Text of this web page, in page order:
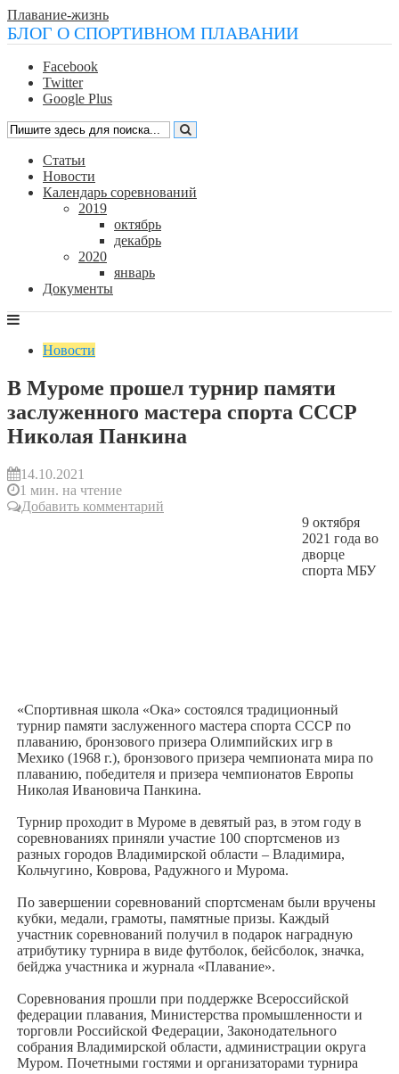
Плавание-жизнь
БЛОГ О СПОРТИВНОМ ПЛАВАНИИ
Facebook
Twitter
Google Plus
Статьи
Новости
Календарь соревнований
2019
октябрь
декабрь
2020
январь
Документы
Новости
В Муроме прошел турнир памяти
заслуженного мастера спорта СССР
Николая Панкина
14.10.2021
1 мин. на чтение
Добавить комментарий
9 октября
2021 года во
дворце
спорта МБУ
«Спортивная школа «Ока» состоялся традиционный
турнир памяти заслуженного мастера спорта СССР по
плаванию, бронзового призера Олимпийских игр в
Мехико (1968 г.), бронзового призера чемпионата мира по
плаванию, победителя и призера чемпионатов Европы
Николая Ивановича Панкина.
Турнир проходит в Муроме в девятый раз, в этом году в
соревнованиях приняли участие 100 спортсменов из
разных городов Владимирской области – Владимира,
Кольчугино, Коврова, Радужного и Мурома.
По завершении соревнований спортсменам были вручены
кубки, медали, грамоты, памятные призы. Каждый
участник соревнований получил в подарок наградную
атрибутику турнира в виде футболок, бейсболок, значка,
бейджа участника и журнала «Плавание».
Соревнования прошли при поддержке Всероссийской
федерации плавания, Министерства промышленности и
торговли Российской Федерации, Законодательного
собрания Владимирской области, администрации округа
Муром. Почетными гостями и организаторами турнира